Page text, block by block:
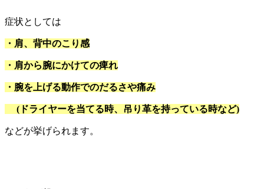
症状としては
・肩、背中のこり感
・肩から腕にかけての痺れ
・腕を上げる動作でのだるさや痛み
( ドライヤーを当てる時、吊り革を持っている時など)
などが挙げられます。